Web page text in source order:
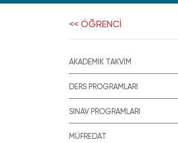
<< ÖĞRENCİ
AKADEMİK TAKVİM
DERS PROGRAMLARI
SINAV PROGRAMLARI
MÜFREDAT